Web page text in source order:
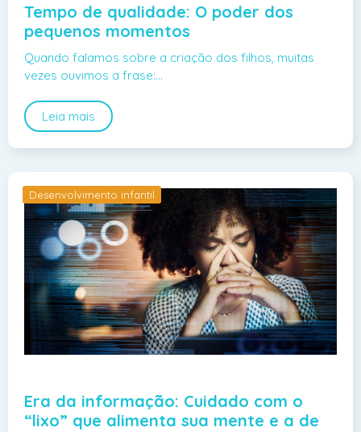
Tempo de qualidade: O poder dos
pequenos momentos
Quando falamos sobre a criação dos filhos, muitas
vezes ouvimos a frase:…
Leia mais
Desenvolvimento infantil
Era da informação: Cuidado com o
“lixo” que alimenta sua mente e a de